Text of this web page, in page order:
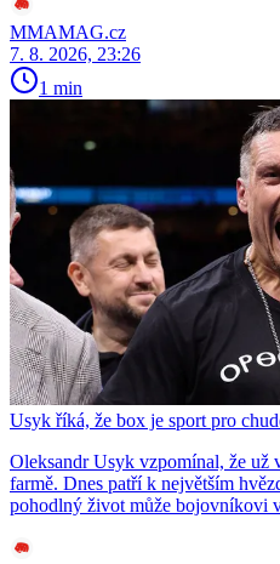
MMAMAG.cz
7. 8. 2026, 23:26
1 min
Usyk říká, že box je sport pro
Oleksandr Usyk vzpomínal, že už
farmě. Dnes patří k největším
pohodlný život může bojovníkovi